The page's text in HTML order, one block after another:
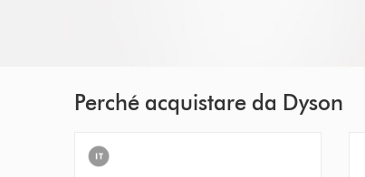
Perché acquistare da Dyson